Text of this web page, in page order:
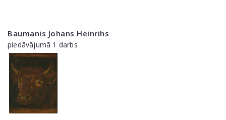
Baumanis Johans Heinrihs
piedāvājumā 1 darbs